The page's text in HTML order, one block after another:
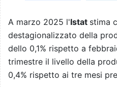
A marzo 2025 l'Istat stima
destagionalizzato della
dello 0,1% rispetto a
trimestre il livello della
0,4% rispetto ai tre mesi